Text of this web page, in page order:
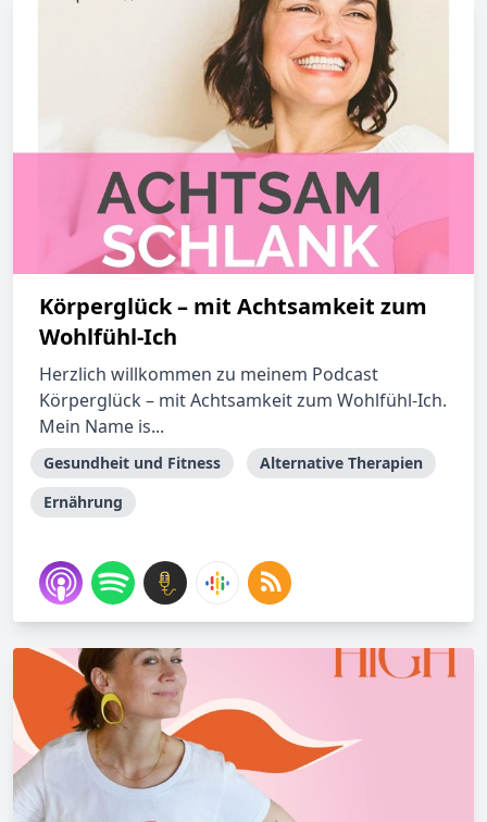
Körperglück – mit Achtsamkeit zum
Wohlfühl-Ich
Herzlich willkommen zu meinem Podcast
Körperglück – mit Achtsamkeit zum Wohlfühl-Ich.
Mein Name is...
Gesundheit und Fitness
Alternative Therapien
Ernährung